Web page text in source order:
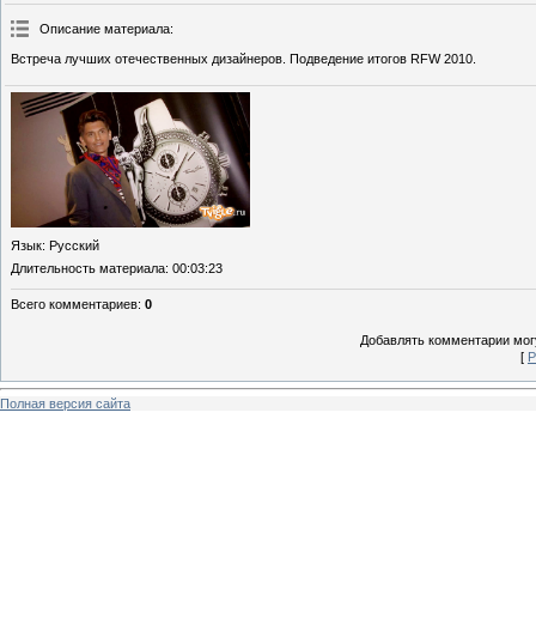
Описание материала:
Встреча лучших отечественных дизайнеров. Подведение итогов RFW 2010.
Язык: Русский
Длительность материала: 00:03:23
Всего комментариев: 0
Добавлять комментарии
[
Полная версия сайта